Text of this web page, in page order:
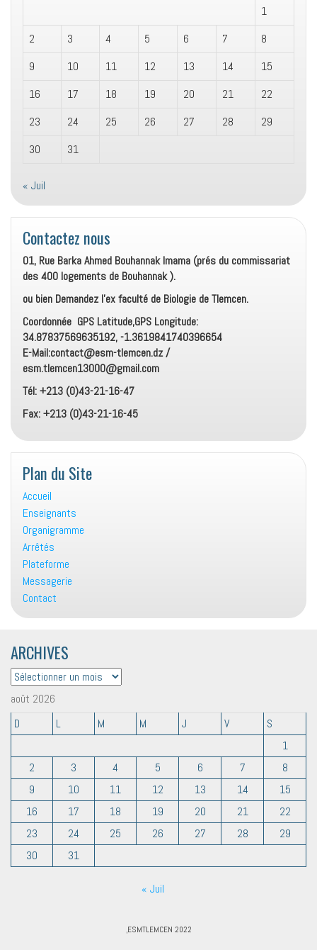
1
2
3 4 5 6 7
8
9
10 11 12 13 14
15
16
17 18 19 20 21
22
23
24 25 26 27 28
29
30
31
« Juil
Contactez nous
01, Rue Barka Ahmed Bouhannak Imama (prés du commissariat
des 400 logements de Bouhannak ).
ou bien Demandez l’ex faculté de Biologie de Tlemcen.
Coordonnée GPS Latitude,GPS Longitude:
34.87837569635192, -1.3619841740396654
E-Mail:contact@esm-tlemcen.dz /
esm.tlemcen13000@gmail.com
Tél: +213 (0)43-21-16-47
Fax: +213 (0)43-21-16-45
Plan du Site
Accueil
Enseignants
Organigramme
Arrêtés
Plateforme
Messagerie
Contact
ARCHIVES
ARCHIVES
août 2026
D
L M M J V
S
1
2
3 4 5 6 7
8
9
10 11 12 13 14
15
16
17 18 19 20 21
22
23
24 25 26 27 28
29
30
31
« Juil
,ESMTLEMCEN 2022